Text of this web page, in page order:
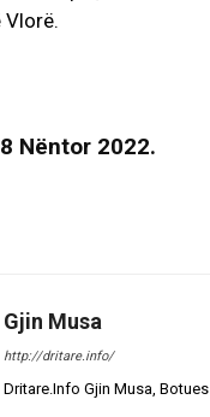
Vlorë.
Nëntor 2022.
Gjin Musa
http://dritare.info/
Dritare.Info Gjin Musa, Botues